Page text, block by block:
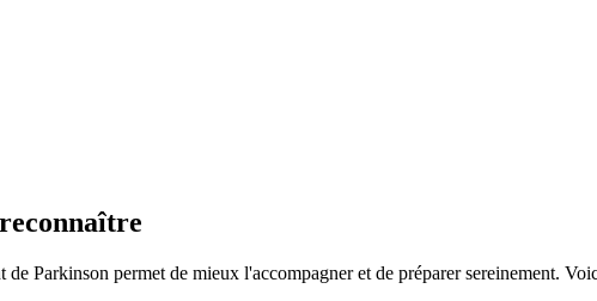
Parkinson permet de mieux l'accompagner et de préparer sereinement.